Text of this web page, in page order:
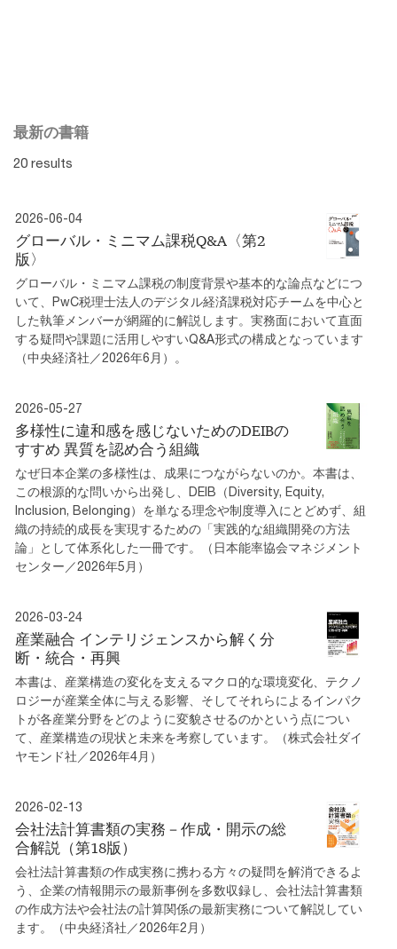
最新の書籍
20 results
2026-06-04
グローバル・ミニマム課税Q&A〈第2
版〉
グローバル・ミニマム課税の制度背景や基本的な論点などにつ
いて、PwC税理士法人のデジタル経済課税対応チームを中心と
した執筆メンバーが網羅的に解説します。実務面において直面
する疑問や課題に活用しやすいQ&A形式の構成となっています
（中央経済社／2026年6月）。
2026-05-27
多様性に違和感を感じないためのDEIBの
すすめ 異質を認め合う組織
なぜ日本企業の多様性は、成果につながらないのか。本書は、
この根源的な問いから出発し、DEIB（Diversity, Equity,
Inclusion, Belonging）を単なる理念や制度導入にとどめず、組
織の持続的成長を実現するための「実践的な組織開発の方法
論」として体系化した一冊です。（日本能率協会マネジメント
センター／2026年5月）
2026-03-24
産業融合 インテリジェンスから解く分
断・統合・再興
本書は、産業構造の変化を支えるマクロ的な環境変化、テクノ
ロジーが産業全体に与える影響、そしてそれらによるインパク
トが各産業分野をどのように変貌させるのかという点につい
て、産業構造の現状と未来を考察しています。（株式会社ダイ
ヤモンド社／2026年4月）
2026-02-13
会社法計算書類の実務－作成・開示の総
合解説（第18版）
会社法計算書類の作成実務に携わる方々の疑問を解消できるよ
う、企業の情報開示の最新事例を多数収録し、会社法計算書類
の作成方法や会社法の計算関係の最新実務について解説してい
ます。（中央経済社／2026年2月）